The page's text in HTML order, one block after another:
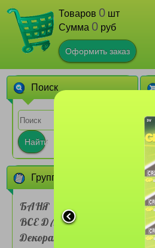
Товаров 0 шт
Сумма 0 руб
Оформить заказ
Поиск
Найти
Группы товаров
БАНЯ
ВСЕ ДЛЯ ДОМА
Декоративная